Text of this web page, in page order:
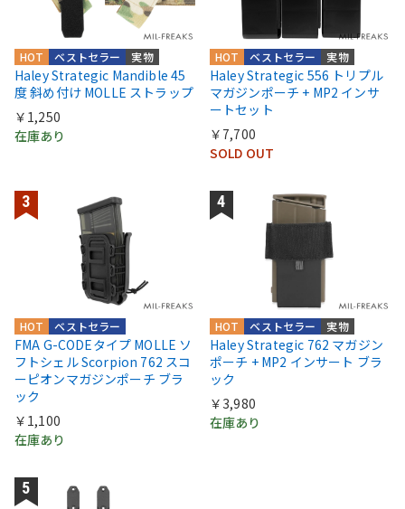
実物
ベストセラー
HOT
Haley Strategic Mandible 45
度 斜め付け MOLLE ストラップ
￥1,250
在庫あり
実物
ベストセラー
HOT
Haley Strategic 556 トリプル
マガジンポーチ + MP2 インサ
ートセット
￥7,700
SOLD OUT
ベストセラー
HOT
FMA G-CODEタイプ MOLLE ソ
フトシェル Scorpion 762 スコ
ーピオンマガジンポーチ ブラ
ック
￥1,100
在庫あり
実物
ベストセラー
HOT
Haley Strategic 762 マガジン
ポーチ + MP2 インサート ブラ
ック
￥3,980
在庫あり